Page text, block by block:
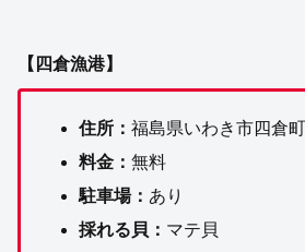
【四倉漁港】
住所：福島県いわき市四倉
料金：無料
駐車場： あり
採れる貝： マテ貝